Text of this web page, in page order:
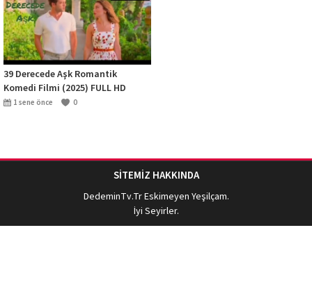
39 Derecede Aşk Romantik
Komedi Filmi (2025) FULL HD
#komedifilmdünyası#39derece
1 sene önce 0
SİTEMİZ HAKKINDA
DedeminTv.TrEskimeyen Yeşilçam.
İyi Seyirler.